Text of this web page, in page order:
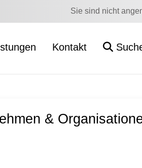
Sie sind nicht
Kontakt
&